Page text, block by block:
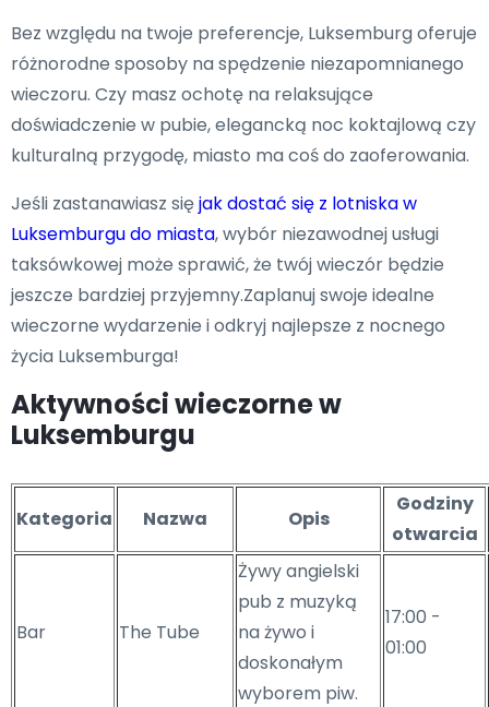
Bez względu na twoje preferencje, Luksemburg oferuje
różnorodne sposoby na spędzenie niezapomnianego
wieczoru. Czy masz ochotę na relaksujące
doświadczenie w pubie, elegancką noc koktajlową czy
kulturalną przygodę, miasto ma coś do zaoferowania.
Jeśli zastanawiasz sięjak dostać się z lotniska w
Luksemburgu do miasta, wybór niezawodnej usługi
taksówkowej może sprawić, że twój wieczór będzie
jeszcze bardziej przyjemny.Zaplanuj swoje idealne
wieczorne wydarzenie i odkryj najlepsze z nocnego
życia Luksemburga!
Aktywności wieczorne w
Luksemburgu
Kategoria Nazwa Opis
Godziny
otwarcia
Bar The Tube
Żywy angielski
pub z muzyką
na żywo i
doskonałym
wyborem piw.
17:00 -
01:00